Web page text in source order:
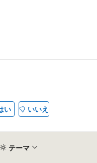
い いいえ
テーマ